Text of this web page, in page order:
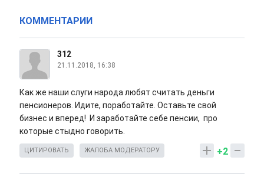
КОММЕНТАРИИ
312
21.11.2018, 16:38
Как же наши слуги народа любят считать деньги
пенсионеров. Идите, поработайте. Оставьте свой
бизнес и вперед! И заработайте себе пенсии, про
которые стыдно говорить.
+2
ЦИТИРОВАТЬ ЖАЛОБА МОДЕРАТОРУ